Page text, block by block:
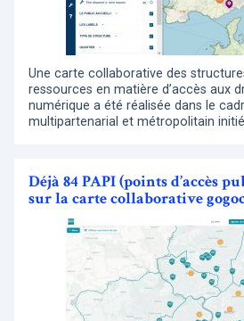
Une carte collaborative des
ressources en matière d’accès aux
numérique a été réalisée dans le
multipartenarial et métropolitain
Déjà 84 PAPI (points d’accès
sur la carte collaborative